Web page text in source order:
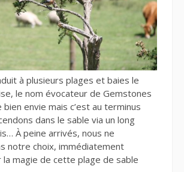
à plusieurs plages et baies le
le nom évocateur de Gemstones
bien envie mais c’est au terminus
dans le sable via un long
À peine arrivés, nous ne
notre choix, immédiatement
la magie de cette plage de sable